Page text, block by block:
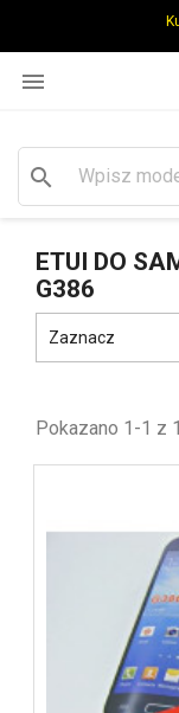

search
ETUI DO
G386
Zaznacz
Pokazano 1-1 z